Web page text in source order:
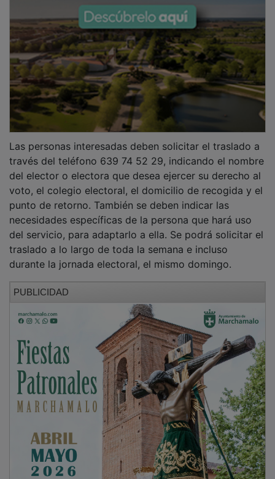
través del teléfono 639 74 52 29, indicando el nombre
del elector o electora que desea ejercer su derecho al
voto, el colegio electoral, el domicilio de recogida y el
punto de retorno. También se deben indicar las
necesidades específicas de la persona que hará uso
del servicio, para adaptarlo a ella. Se podrá solicitar el
traslado a lo largo de toda la semana e incluso
durante la jornada electoral, el mismo domingo.